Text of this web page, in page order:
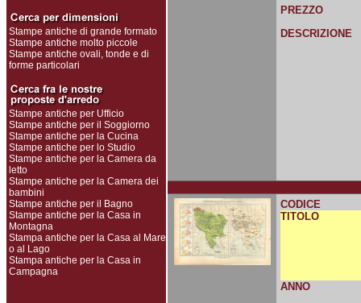
Stampe antiche di grande formato
Stampe antiche molto piccole
Stampe antiche ovali, tonde e di
forme particolari
Stampe antiche per Ufficio
Stampe antiche per il Soggiorno
Stampe antiche per la Cucina
Stampe antiche per lo Studio
Stampe antiche per la Camera da
letto
Stampe antiche per la Camera dei
bambini
Stampe antiche per il Bagno
Stampe antiche per la Casa in
Montagna
Stampa antiche per la Casa al Mare
o al Lago
Stampa antiche per la Casa in
Campagna
PREZZO
DESCRIZIONE
CODICE
TITOLO
ANNO